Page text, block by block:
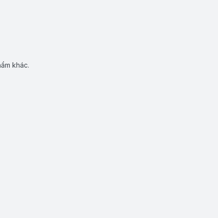
khác.